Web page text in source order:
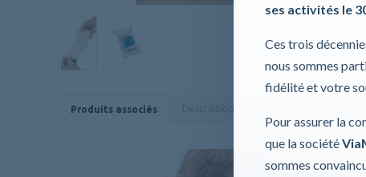
ses activités le
Ces trois
nous sommes
fidélité et votre
Pour assurer la
que la société
sommes
Produits associés